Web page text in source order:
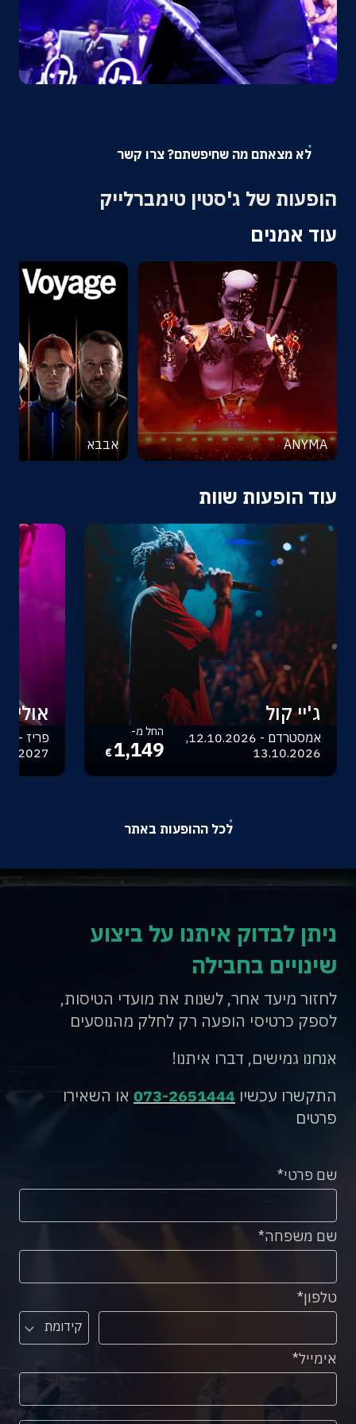
אודות
צרו קשר
לא מצאתם מה שחיפשתם? צרו קשר
הופעות של ג'סטין טימברלייק
עוד אמנים
ANYMA אבבא
עוד הופעות שוות
ג'יי קול
אמסטרדם - 12.10.2026,
13.10.2026
החל מ-
1,149
€
לכל ההופעות באתר
ניתן לבדוק איתנו על ביצוע
שינויים בחבילה
לחזור מיעד אחר, לשנות את מועדי הטיסות,
לספק כרטיסי הופעה רק לחלק מהנוסעים
אנחנו גמישים, דברו איתנו!
התקשרו עכשיו 073-2651444 או השאירו
פרטים
שם פרטי
שם משפחה
טלפון
קידומת
אימייל